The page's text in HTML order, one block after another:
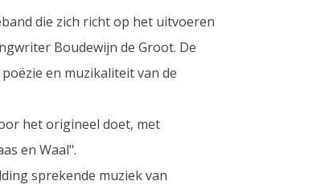
die zich richt op het uitvoeren
Boudewijn de Groot. De
en muzikaliteit van de
het origineel doet, met
en Waal".
sprekende muziek van